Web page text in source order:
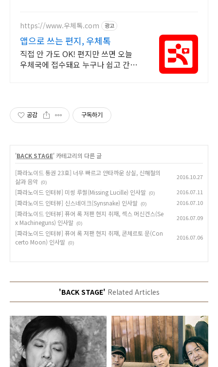
https://www.우체톡.com 광고
앱으로 쓰는 편지, 우체톡
직접 안 가도 OK! 편지만 쓰면 오늘
우체국에 접수돼요 누구나 쉽고 간편
공감 구독하기
'BACK STAGE' 카테고리의 다른 글
[파라노이드 통권 23호] 너무 빠르고 안타까운 상실, 신해철의
삶과 음악 (0)
2016.10.27
[파라노이드 인터뷰] 미씽 루씰(Missing Lucille) 인사말 (0) 2016.07.11
[파라노이드 인터뷰] 신스네이크(Synsnake) 인사말 (0) 2016.07.10
[파라노이드 인터뷰] 퓨어 록 저팬 현지 취재, 섹스 머신건스(Se
x Machineguns) 인사말 (0)
2016.07.09
[파라노이드 인터뷰] 퓨어 록 저팬 현지 취재, 콘체르토 문(Con
certo Moon) 인사말 (0)
2016.07.06
'BACK STAGE' Related Articles